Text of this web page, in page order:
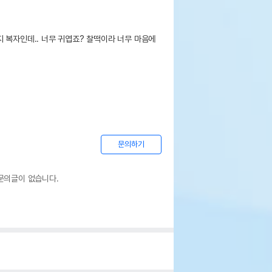
복자인데.. 너무 귀엽죠? 찰떡이라 너무 마음에
문의하기
의글이 없습니다.